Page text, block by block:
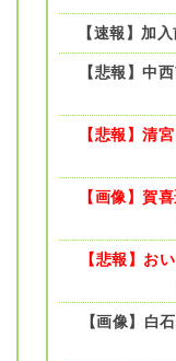
【速報】加
【悲報】中
【悲報】清
【画像】賀
【悲報】お
【画像】白